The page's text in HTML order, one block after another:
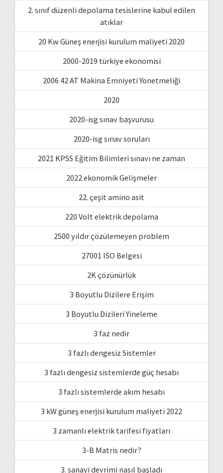
2. sınıf düzenli depolama tesislerine kabul edilen
atıklar
20 Kw Güneş enerjisi kurulum maliyeti 2020
2000-2019 türkiye ekonomisi
2006 42 AT Makina Emniyeti Yönetmeliği
2020
2020-isg sınav başvurusu
2020-isg sınav soruları
2021 KPSS Eğitim Bilimleri sınavı ne zaman
2022 ekonomik Gelişmeler
22. çeşit amino asit
220 Volt elektrik depolama
2500 yıldır çözülemeyen problem
27001 ISO Belgesi
2K çözünürlük
3 Boyutlu Dizilere Erişim
3 Boyutlu Dizileri Yineleme
3 faz nedir
3 fazlı dengesiz Sistemler
3 fazlı dengesiz sistemlerde güç hesabı
3 fazlı sistemlerde akım hesabı
3 kW güneş enerjisi kurulum maliyeti 2022
3 zamanlı elektrik tarifesi fiyatları
3-B Matris nedir?
3. sanayi devrimi nasıl başladı